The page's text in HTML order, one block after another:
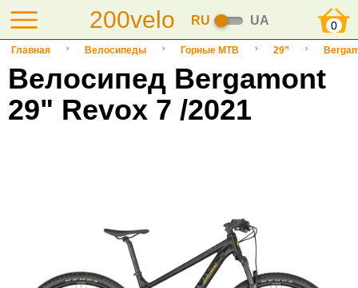
200velo RU UA 0
Главная Велосипеды Горные MTB 29”
Велосипед Bergamont
29" Revox 7 /2021